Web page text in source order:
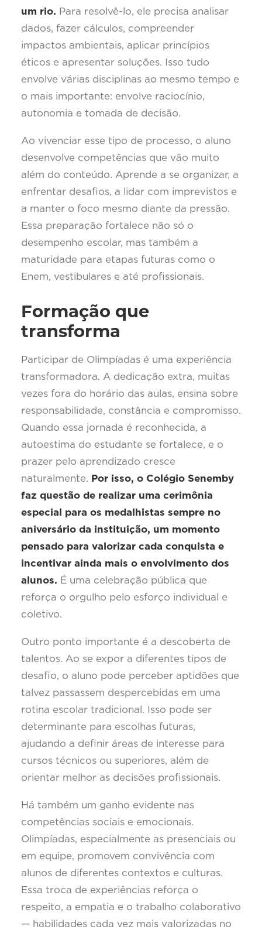
um rio. Para resolvê-lo, ele precisa analisar
dados, fazer cálculos, compreender
impactos ambientais, aplicar princípios
éticos e apresentar soluções. Isso tudo
envolve várias disciplinas ao mesmo tempo e
o mais importante: envolve raciocínio,
autonomia e tomada de decisão.
Ao vivenciar esse tipo de processo, o aluno
desenvolve competências que vão muito
além do conteúdo. Aprende a se organizar, a
enfrentar desafios, a lidar com imprevistos e
a manter o foco mesmo diante da pressão.
Essa preparação fortalece não só o
desempenho escolar, mas também a
maturidade para etapas futuras como o
Enem, vestibulares e até profissionais.
Formação que
transforma
Participar de Olimpíadas é uma experiência
transformadora. A dedicação extra, muitas
vezes fora do horário das aulas, ensina sobre
responsabilidade, constância e compromisso.
Quando essa jornada é reconhecida, a
autoestima do estudante se fortalece, e o
prazer pelo aprendizado cresce
naturalmente. Por isso, o Colégio Senemby
faz questão de realizar uma cerimônia
especial para os medalhistas sempre no
aniversário da instituição, um momento
pensado para valorizar cada conquista e
incentivar ainda mais o envolvimento dos
alunos. É uma celebração pública que
reforça o orgulho pelo esforço individual e
coletivo.
Outro ponto importante é a descoberta de
talentos. Ao se expor a diferentes tipos de
desafio, o aluno pode perceber aptidões que
talvez passassem despercebidas em uma
rotina escolar tradicional. Isso pode ser
determinante para escolhas futuras,
ajudando a definir áreas de interesse para
cursos técnicos ou superiores, além de
orientar melhor as decisões profissionais.
Há também um ganho evidente nas
competências sociais e emocionais.
Olimpíadas, especialmente as presenciais ou
em equipe, promovem convivência com
alunos de diferentes contextos e culturas.
Essa troca de experiências reforça o
respeito, a empatia e o trabalho colaborativo
— habilidades cada vez mais valorizadas no